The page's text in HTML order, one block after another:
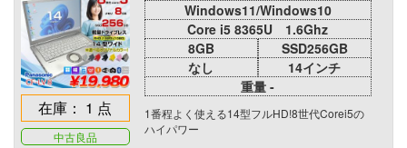
在庫： 1 点
中古良品
Windows11/Windows10
Core i5 8365U 1.6Ghz
8GB
SSD256GB
なし
14インチ
重量 -
1番程よく使える14型フルHD!8世代Corei5の
ハイパワー